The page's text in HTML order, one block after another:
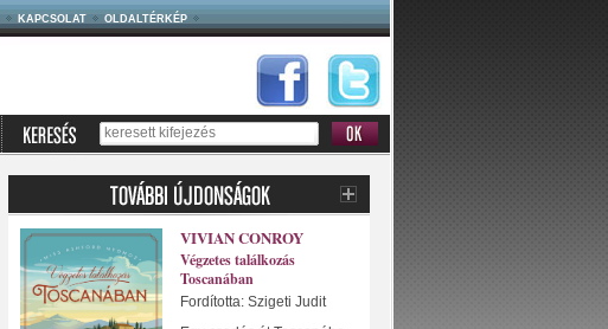
KAPCSOLAT OLDALTÉRKÉP
VIVIAN CONROY
Végzetes találkozás
Toscanában
Fordította: Szigeti Judit